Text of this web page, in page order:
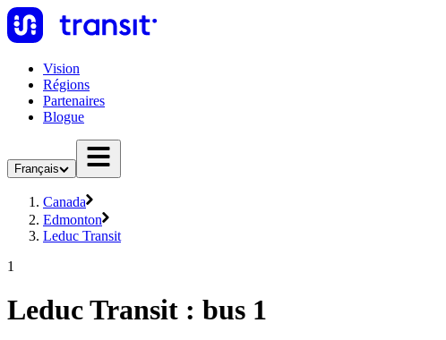
Vision
Régions
Partenaires
Blogue
Français
Canada
Edmonton
Leduc Transit
1
Leduc Transit : bus 1